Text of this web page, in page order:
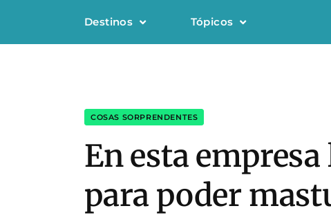
Destinos Tópicos
COSAS SORPRENDENTES
En esta
para poder